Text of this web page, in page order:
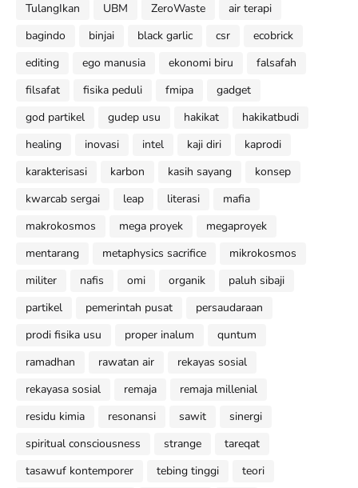
TulangIkan
UBM ZeroWaste
air terapi
bagindo
binjai black garlic csr
ecobrick
editing
ego manusia ekonomi biru
falsafah
filsafat
fisika peduli fmipa
gadget
god partikel
gudep usu hakikat
hakikatbudi
healing
inovasi intel kaji diri
kaprodi
karakterisasi
karbon kasih sayang
konsep
kwarcab sergai
leap literasi
mafia
makrokosmos
mega proyek
megaproyek
mentarang
metaphysics sacrifice
mikrokosmos
militer
nafis omi organik
paluh sibaji
partikel
pemerintah pusat
persaudaraan
prodi fisika usu
proper inalum
quntum
ramadhan
rawatan air
rekayas sosial
rekayasa sosial
remaja
remaja millenial
residu kimia
resonansi sawit
sinergi
spiritual consciousness
strange
tareqat
tasawuf kontemporer
tebing tinggi
teori